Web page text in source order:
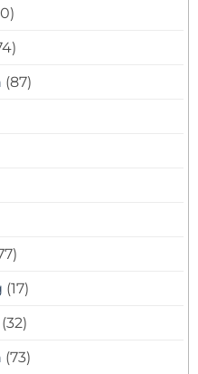
(87)
(17)
(32)
(73)